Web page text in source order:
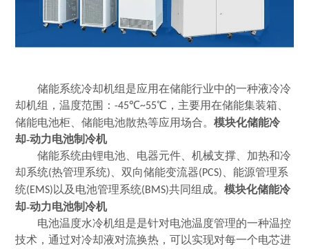
储能系统冷却机组是应用在储能行业中的一种液冷冷
却机组，温度范围：-45℃~55℃，主要用在储能集装箱、
储能电池柜、储能电池散热等应用场合。模块化储能冷
却-动力电池制冷机
储能系统由锂电池、电器元件、机械支撑、加热和冷
却系统(热管理系统) 、双向储能变流器(PCS)
、能源管理系
统(EMS) 以及电池管理系统(BMS)共同组成。模块化储能冷
却-动力电池制冷机
电池温度水冷机组是是针对电池温度管理的一种温控
技术，通过对冷却液对流换热，可以实现对每一个电芯进